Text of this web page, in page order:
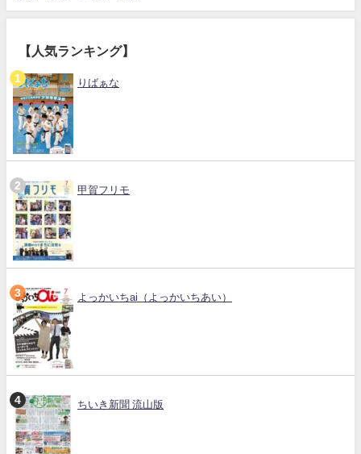
【人気ランキング】
りばぁな
甲賀フリモ
よっかいちai（よっかいちあい）
ちいき新聞 流山版